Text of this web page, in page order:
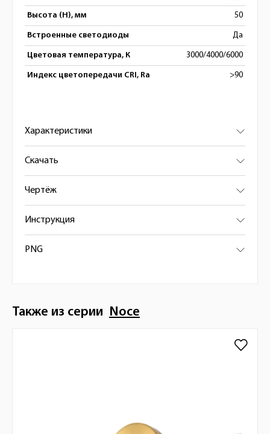
Высота (H), мм 50
Встроенные светодиоды Да
Цветовая температура, К 3000/4000/6000
Индекс цветопередачи CRI, Ra >90
Характеристики
Скачать
Чертёж
Инструкция
PNG
Также из серии Noce